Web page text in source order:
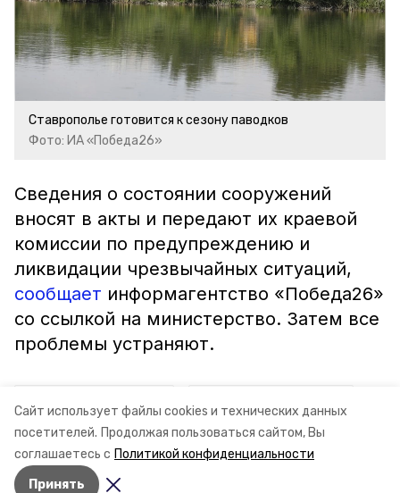
Сайт использует файлы cookies и технических данных
посетителей. Продолжая пользоваться сайтом, Вы
соглашаетесь с Политикой конфиденциальности
Принять
Ставрополье готовится к сезону паводков
Фото: ИА «Победа26»
Сведения о состоянии сооружений
вносят в акты и передают их краевой
комиссии по предупреждению и
ликвидации чрезвычайных ситуаций,
сообщает информагентство «Победа26»
со ссылкой на министерство. Затем все
проблемы устраняют.
паводки гтс минприроды ск
Авторы: Анастасия Колмыкова